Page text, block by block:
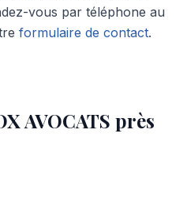
vous par téléphone au
formulaire de contact.
AVOCATS près